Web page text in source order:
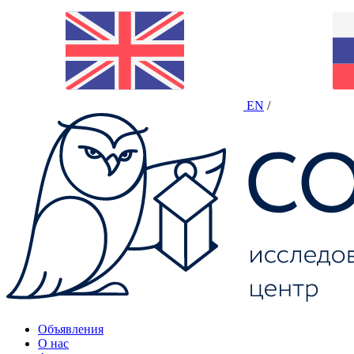
EN /
Объявления
О нас